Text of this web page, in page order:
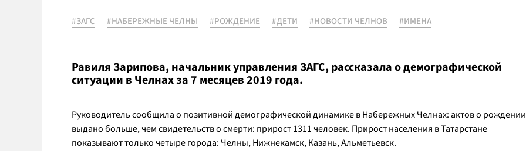
#ЗАГС #НАБЕРЕЖНЫЕ ЧЕЛНЫ #РОЖДЕНИЕ #ДЕТИ #НОВОСТИ ЧЕЛНОВ #ИМЕНА
Равиля Зарипова, начальник управления ЗАГС, рассказала о демографической
ситуации в Челнах за 7 месяцев 2019 года.
Руководитель сообщила о позитивной демографической динамике в Набережных Челнах: актов о рождении
выдано больше, чем свидетельств о смерти: прирост 1311 человек. Прирост населения в Татарстане
показывают только четыре города: Челны, Нижнекамск, Казань, Альметьевск.